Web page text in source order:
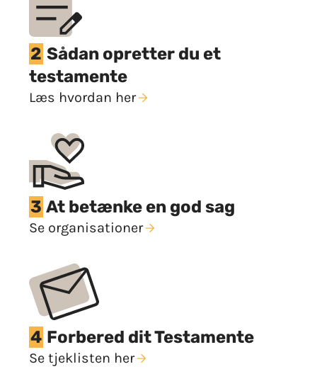
2 Sådan opretter du et
testamente
Læs hvordan her​
3 At betænke en god sag
Se organisationer
4 Forbered dit Testamente
Se tjeklisten her